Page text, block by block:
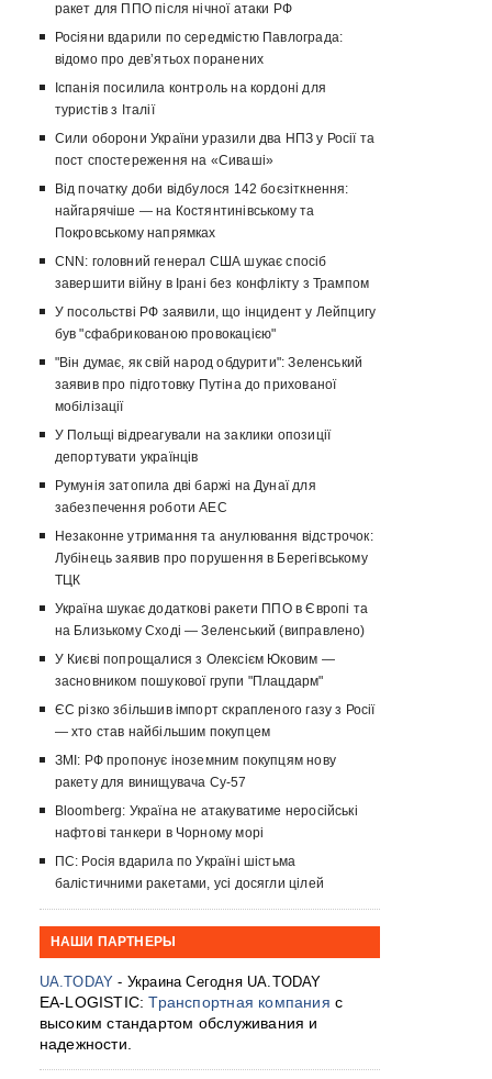
ракет для ППО після нічної атаки РФ
Росіяни вдарили по середмістю Павлограда:
відомо про девʼятьох поранених
Іспанія посилила контроль на кордоні для
туристів з Італії
Сили оборони України уразили два НПЗ у Росії та
пост спостереження на «Сиваші»
Від початку доби відбулося 142 боєзіткнення:
найгарячіше — на Костянтинівському та
Покровському напрямках
CNN: головний генерал США шукає спосіб
завершити війну в Ірані без конфлікту з Трампом
У посольстві РФ заявили, що інцидент у Лейпцигу
був "сфабрикованою провокацією"
"Він думає, як свій народ обдурити": Зеленський
заявив про підготовку Путіна до прихованої
мобілізації
У Польщі відреагували на заклики опозиції
депортувати українців
Румунія затопила дві баржі на Дунаї для
забезпечення роботи АЕС
Незаконне утримання та анулювання відстрочок:
Лубінець заявив про порушення в Берегівському
ТЦК
Україна шукає додаткові ракети ППО в Європі та
на Близькому Сході — Зеленський (виправлено)
У Києві попрощалися з Олексієм Юковим —
засновником пошукової групи "Плацдарм"
ЄС різко збільшив імпорт скрапленого газу з Росії
— хто став найбільшим покупцем
ЗМІ: РФ пропонує іноземним покупцям нову
ракету для винищувача Су-57
Bloomberg: Україна не атакуватиме неросійські
нафтові танкери в Чорному морі
ПС: Росія вдарила по Україні шістьма
балістичними ракетами, усі досягли цілей
НАШИ ПАРТНЕРЫ
UA.TODAY - Украина Сегодня UA.TODAY
EA-LOGISTIC:Транспортная компания с
высоким стандартом обслуживания и
надежности.